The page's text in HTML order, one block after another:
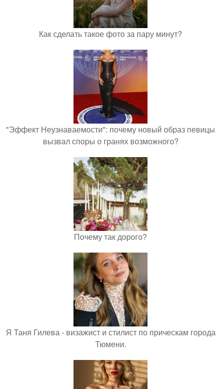
Как сделать такое фото за пару минут?
"Эффект Неузнаваемости": почему новый образ певицы
вызвал споры о гранях возможного?
Почему так дорого?
Я Таня Гилева - визажист и стилист по прическам города
Тюмени.